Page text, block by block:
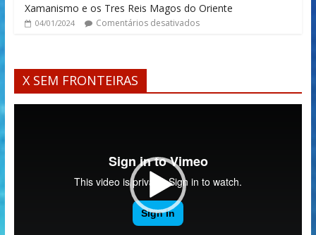
Xamanismo e os Tres Reis Magos do Oriente
04/01/2024 Comentários desativados
X SEM FRONTEIRAS